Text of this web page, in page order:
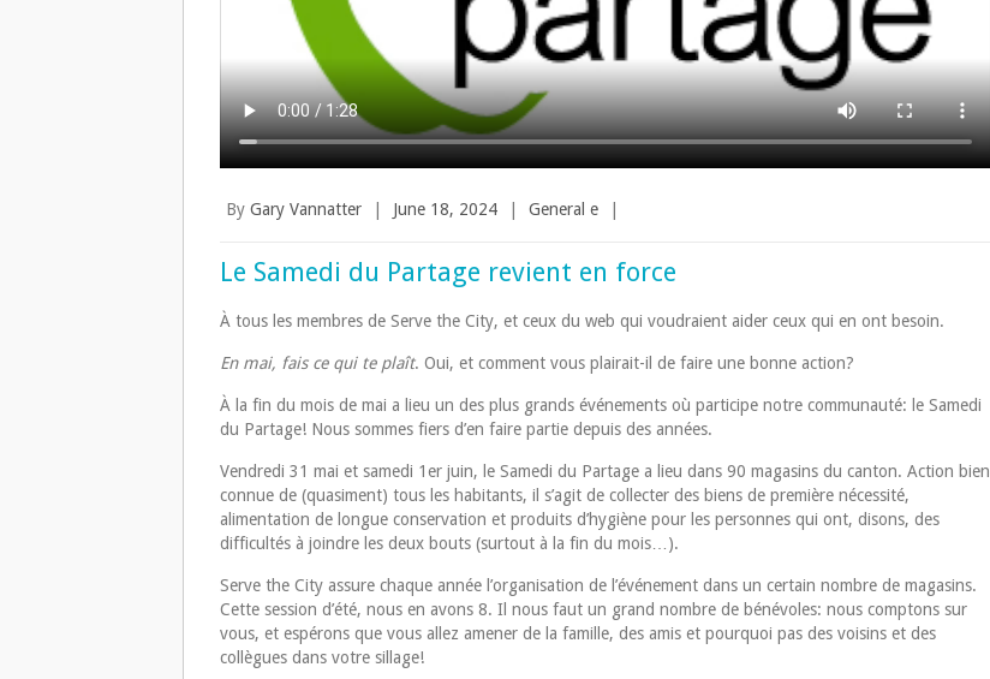
By Gary Vannatter June 18, 2024 General e
Le Samedi du Partage revient en force
À tous les membres de Serve the City, et ceux du web qui voudraient aider ceux qui en ont besoin.
En mai, fais ce qui te plaît. Oui, et comment vous plairait-il de faire une bonne action?
À la fin du mois de mai a lieu un des plus grands événements où participe notre communauté: le Samedi
du Partage! Nous sommes fiers d’en faire partie depuis des années.
Vendredi 31 mai et samedi 1er juin, le Samedi du Partage a lieu dans 90 magasins du canton. Action bien
connue de (quasiment) tous les habitants, il s’agit de collecter des biens de première nécessité,
alimentation de longue conservation et produits d’hygiène pour les personnes qui ont, disons, des
difficultés à joindre les deux bouts (surtout à la fin du mois…).
Serve the City assure chaque année l’organisation de l’événement dans un certain nombre de magasins.
Cette session d’été, nous en avons 8. Il nous faut un grand nombre de bénévoles: nous comptons sur
vous, et espérons que vous allez amener de la famille, des amis et pourquoi pas des voisins et des
collègues dans votre sillage!